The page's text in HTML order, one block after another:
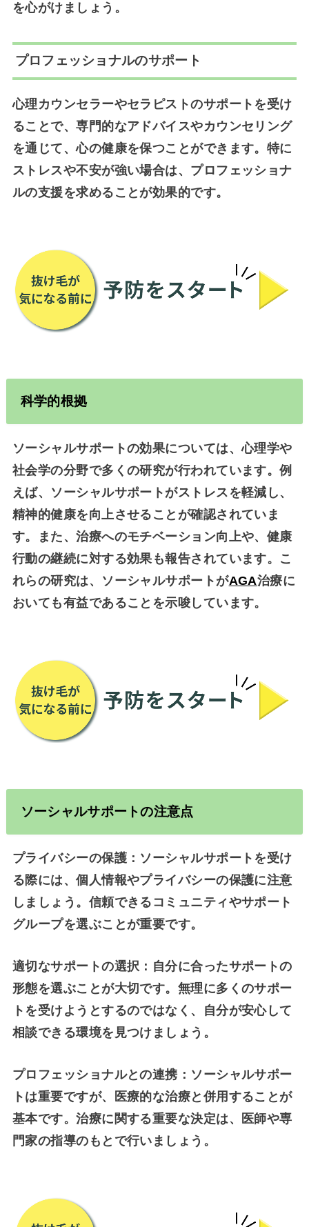
を心がけましょう。
プロフェッショナルのサポート
心理カウンセラーやセラピストのサポートを受け
ることで、専門的なアドバイスやカウンセリング
を通じて、心の健康を保つことができます。特に
ストレスや不安が強い場合は、プロフェッショナ
ルの支援を求めることが効果的です。
科学的根拠
ソーシャルサポートの効果については、心理学や
社会学の分野で多くの研究が行われています。例
えば、ソーシャルサポートがストレスを軽減し、
精神的健康を向上させることが確認されていま
す。また、治療へのモチベーション向上や、健康
行動の継続に対する効果も報告されています。こ
れらの研究は、ソーシャルサポートがAGA治療に
おいても有益であることを示唆しています。
ソーシャルサポートの注意点
プライバシーの保護：ソーシャルサポートを受け
る際には、個人情報やプライバシーの保護に注意
しましょう。信頼できるコミュニティやサポート
グループを選ぶことが重要です。
適切なサポートの選択：自分に合ったサポートの
形態を選ぶことが大切です。無理に多くのサポー
トを受けようとするのではなく、自分が安心して
相談できる環境を見つけましょう。
プロフェッショナルとの連携：ソーシャルサポー
トは重要ですが、医療的な治療と併用することが
基本です。治療に関する重要な決定は、医師や専
門家の指導のもとで行いましょう。